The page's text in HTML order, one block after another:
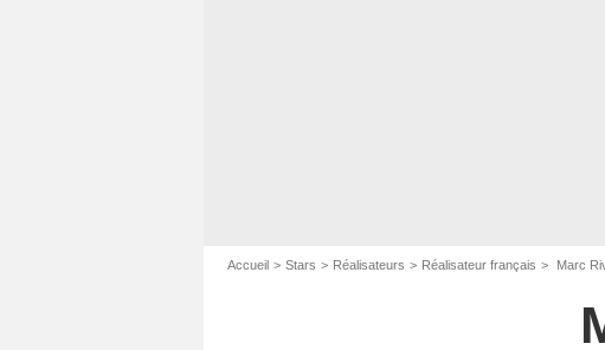
Accueil Stars Réalisateurs Réalisateur français Marc